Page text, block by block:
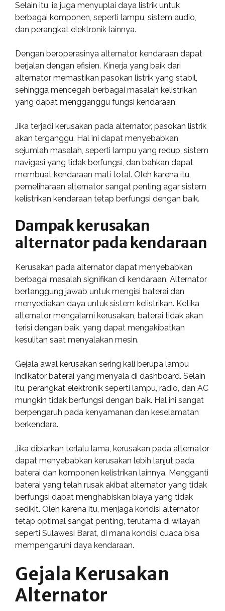
Selain itu, ia juga menyuplai daya listrik untuk
berbagai komponen, seperti lampu, sistem audio,
dan perangkat elektronik lainnya.
Dengan beroperasinya alternator, kendaraan dapat
berjalan dengan efisien. Kinerja yang baik dari
alternator memastikan pasokan listrik yang stabil,
sehingga mencegah berbagai masalah kelistrikan
yang dapat mengganggu fungsi kendaraan.
Jika terjadi kerusakan pada alternator, pasokan listrik
akan terganggu. Hal ini dapat menyebabkan
sejumlah masalah, seperti lampu yang redup, sistem
navigasi yang tidak berfungsi, dan bahkan dapat
membuat kendaraan mati total. Oleh karena itu,
pemeliharaan alternator sangat penting agar sistem
kelistrikan kendaraan tetap berfungsi dengan baik.
Dampak kerusakan
alternator pada kendaraan
Kerusakan pada alternator dapat menyebabkan
berbagai masalah signifikan di kendaraan. Alternator
bertanggung jawab untuk mengisi baterai dan
menyediakan daya untuk sistem kelistrikan. Ketika
alternator mengalami kerusakan, baterai tidak akan
terisi dengan baik, yang dapat mengakibatkan
kesulitan saat menyalakan mesin.
Gejala awal kerusakan sering kali berupa lampu
indikator baterai yang menyala di dashboard. Selain
itu, perangkat elektronik seperti lampu, radio, dan AC
mungkin tidak berfungsi dengan baik. Hal ini sangat
berpengaruh pada kenyamanan dan keselamatan
berkendara.
Jika dibiarkan terlalu lama, kerusakan pada alternator
dapat menyebabkan kerusakan lebih lanjut pada
baterai dan komponen kelistrikan lainnya. Mengganti
baterai yang telah rusak akibat alternator yang tidak
berfungsi dapat menghabiskan biaya yang tidak
sedikit. Oleh karena itu, menjaga kondisi alternator
tetap optimal sangat penting, terutama di wilayah
seperti Sulawesi Barat, di mana kondisi cuaca bisa
mempengaruhi daya kendaraan.
Gejala Kerusakan
Alternator